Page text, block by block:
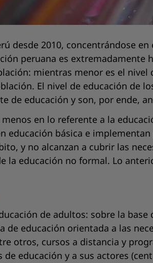
desde 2010, concentrándose
peruana es extremadamente
mientras menor es el
El nivel de educación de
de educación y son, por ende,
en lo referente a la
educación básica e
y no alcanzan a cubrir las
la educación no formal. Lo
de adultos: sobre la
de educación orientada a las
otros, cursos a distancia y
de educación y a sus actores